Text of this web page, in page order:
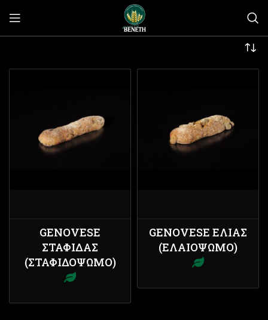
GENOVESE
ΣΤΑΦΊΔΑΣ
(ΣΤΑΦΙΔΌΨΩΜΟ)
GENOVESE ΕΛΙΆΣ
(ΕΛΑΙΌΨΩΜΟ)